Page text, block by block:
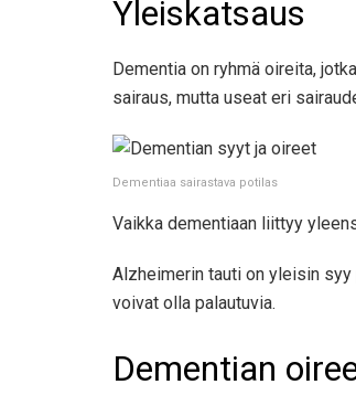
Yleiskatsaus
Dementia on ryhmä oireita,
sairaus, mutta useat eri
Dementiaa sairastava potilas
Vaikka dementiaan liittyy
Alzheimerin tauti on yleisin
voivat olla palautuvia.
Dementian